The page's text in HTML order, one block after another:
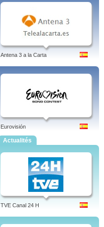
Antena 3 a la Carta
Eurovisión
Actualités
TVE Canal 24 H